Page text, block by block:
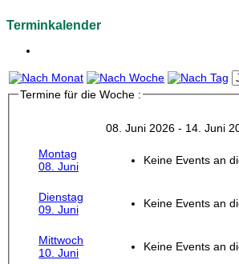
Terminkalender
Termine für die Woche :
08. Juni 2026 - 14. Juni
Montag
08. Juni
Keine Events an
Dienstag
09. Juni
Keine Events an
Mittwoch
10. Juni
Keine Events an